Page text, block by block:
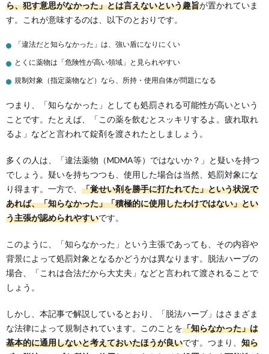
ら、犯す意思がなかった」とは言えないという趣旨が置かれていま
す。これが意味するのは、以下のとおりです。
「違法だと知らなかった」は、強い盾になりにくい
とくに薬物は「危険性が高い領域」と見られやすい
規制対象（指定薬物など）なら、所持・使用自体が問題になる
つまり、「知らなかった」としても処罰される可能性が高いという
ことです。たとえば、「この薬を飲むとスッキリするよ。疲れ取れ
るよ」などと言われて錠剤を渡されたとしましょう。
多くの人は、「違法薬物（MDMA等）ではないか？」と疑いを持つ
でしょう。疑いを持ちつつも、使用した場合は当然、処罰対象にな
り得ます。一方で、 「覚せい剤を勝手に打たれてた」という状況で
あれば、「知らなかった」「積極的に使用したわけではない」とい
う主張が認められやすいです。
このように、「知らなかった」という主張であっても、その内容や
背景によって処罰対象となるかどうかは異なります。脱法ハーブの
場合、「これは合法だから大丈夫」などと言われて渡されることで
しょう。
しかし、本記事で解説しているとおり、「脱法ハーブ」はさまざま
な法律によって規制されています。このことを「知らなかった」は
基本的に通用しないと考えておいたほうが良いです。つまり、 知ら